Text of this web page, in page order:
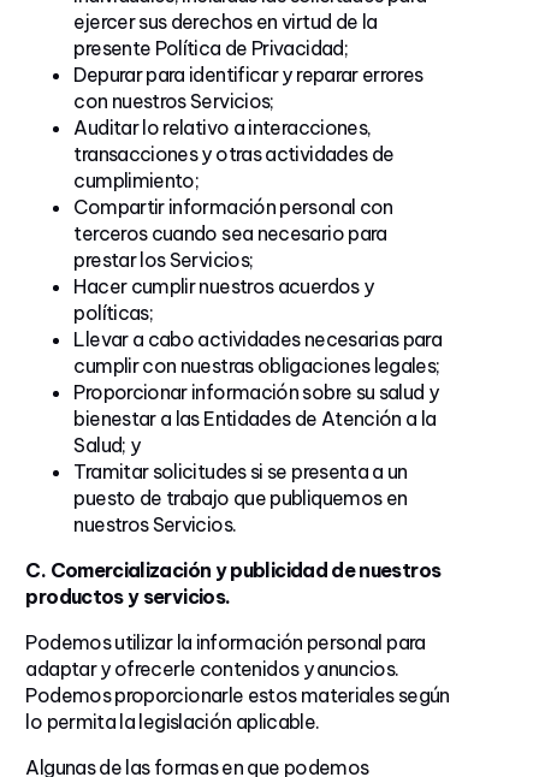
ejercer sus derechos en virtud de la
presente Política de Privacidad;
Depurar para identificar y reparar errores
con nuestros Servicios;
Auditar lo relativo a interacciones,
transacciones y otras actividades de
cumplimiento;
Compartir información personal con
terceros cuando sea necesario para
prestar los Servicios;
Hacer cumplir nuestros acuerdos y
políticas;
Llevar a cabo actividades necesarias para
cumplir con nuestras obligaciones legales;
Proporcionar información sobre su salud y
bienestar a las Entidades de Atención a la
Salud; y
Tramitar solicitudes si se presenta a un
puesto de trabajo que publiquemos en
nuestros Servicios.
C. Comercialización y publicidad de nuestros
productos y servicios.
Podemos utilizar la información personal para
adaptar y ofrecerle contenidos y anuncios.
Podemos proporcionarle estos materiales según
lo permita la legislación aplicable.
Algunas de las formas en que podemos